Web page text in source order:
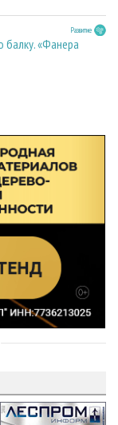
Развитие
балку. «Фанера